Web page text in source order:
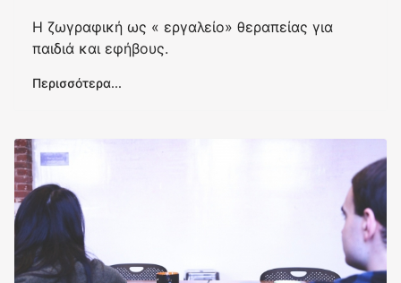
Η ζωγραφική ως « εργαλείο» θεραπείας για
παιδιά και εφήβους.
Περισσότερα...